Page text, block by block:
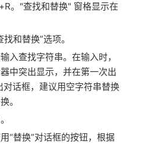
。"查找和替换" 窗格显示在
和替换”选项。
入查找字符串。在输入时，
中突出显示，并在第一次出
话框，建议用空字符串替换
。
“替换”对话框的按钮，根据